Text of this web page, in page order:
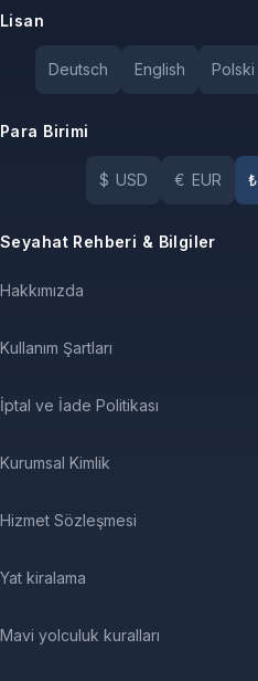
Lisan
Deutsch English Polski
Para Birimi
$ USD € EUR ₺
Seyahat Rehberi & Bilgiler
Hakkımızda
Kullanım Şartları
İptal ve İade Politikası
Kurumsal Kimlik
Hizmet Sözleşmesi
Yat kiralama
Mavi yolculuk kuralları